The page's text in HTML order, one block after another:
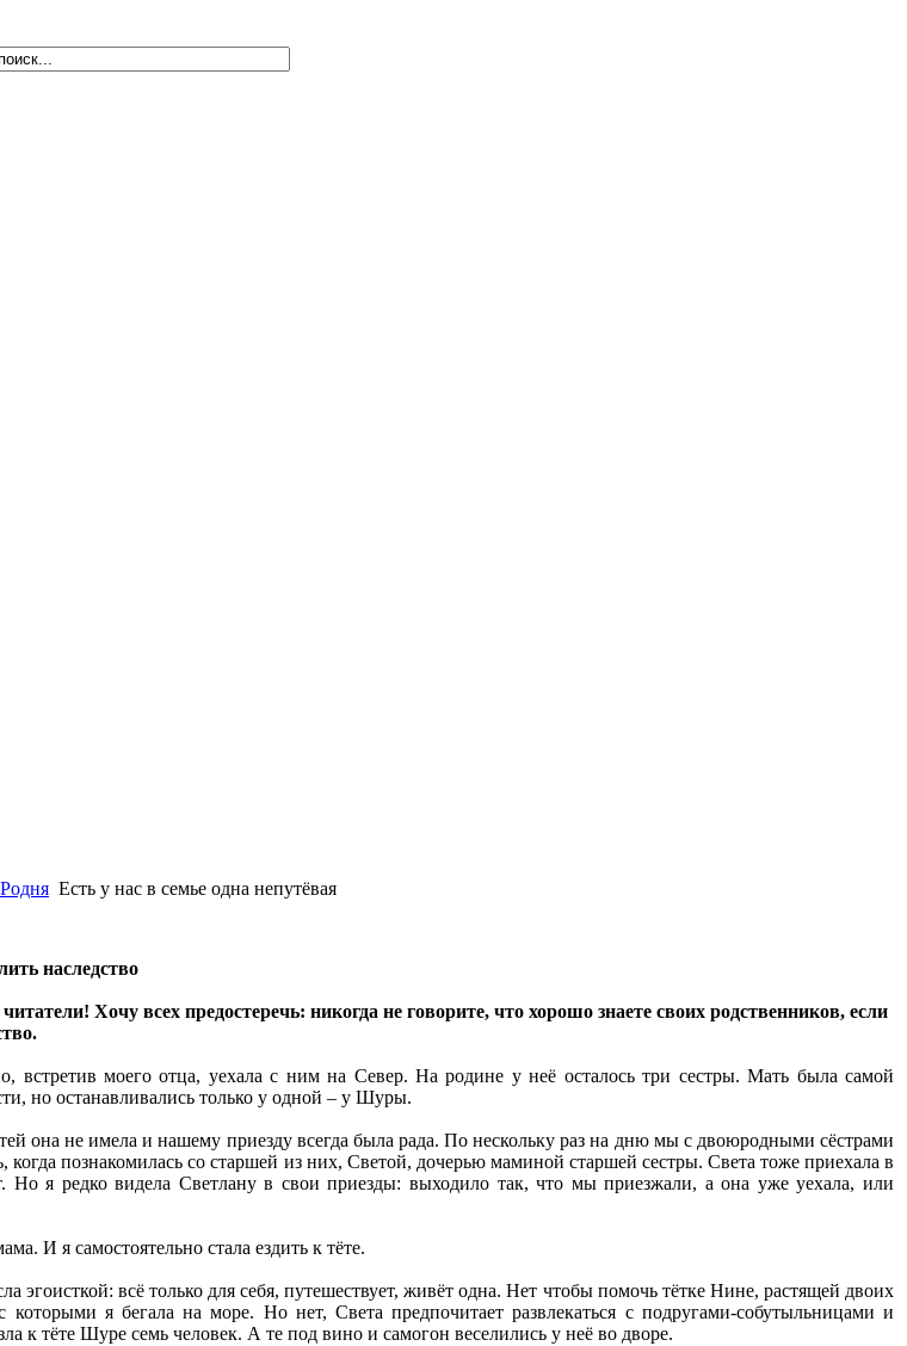
Родня Есть у нас в семье одна непутёвая
наследство
читатели! Хочу всех предостеречь: никогда не говорите, что хорошо знаете своих родственников, если
встретив моего отца, уехала с ним на Север. На родине у неё осталось три сестры. Мать была самой
но останавливались только у одной – у Шуры.
она не имела и нашему приезду всегда была рада. По нескольку раз на дню мы с двоюродными сёстрами
когда познакомилась со старшей из них, Светой, дочерью маминой старшей сестры. Света тоже приехала в
Но я редко видела Светлану в свои приезды: выходило так, что мы приезжали, а она уже уехала, или
И я самостоятельно стала ездить к тёте.
эгоисткой: всё только для себя, путешествует, живёт одна. Нет чтобы помочь тётке Нине, растящей двоих
я бегала на море. Но нет, Света предпочитает развлекаться с подругами-собутыльницами и
к тёте Шуре семь человек. А те под вино и самогон веселились у неё во дворе.